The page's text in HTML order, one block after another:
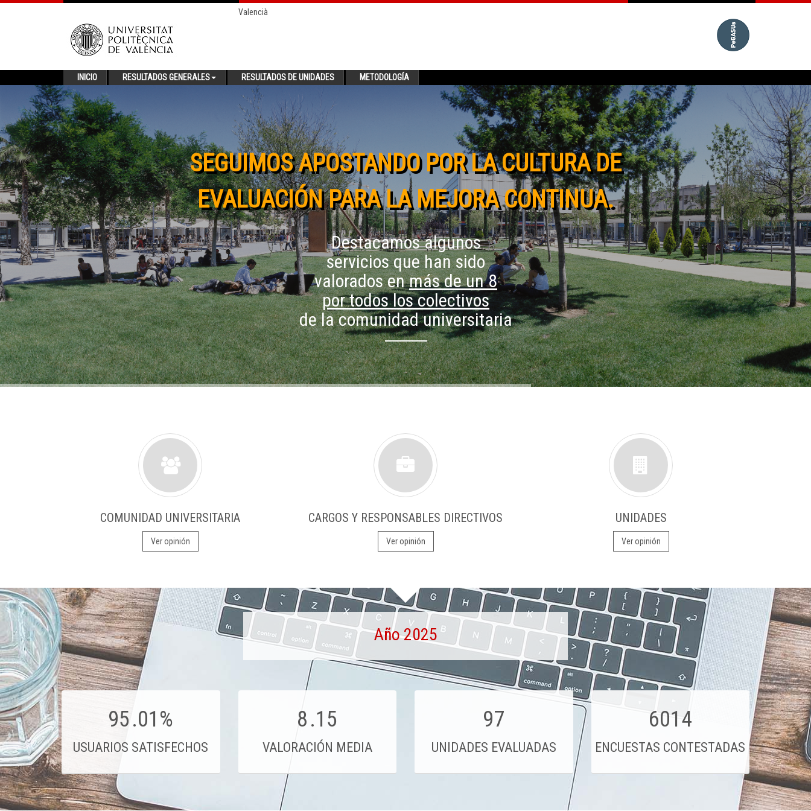
Valencià
INICIO RESULTADOS GENERALES RESULTADOS DE UNIDADES METODOLOGÍA
SEGUIMOS APOSTANDO POR LA CULTURA DE
EVALUACIÓN PARA LA MEJORA CONTINUA.
Destacamos algunos
servicios que han sido
valorados enmás de un 8
por todos los colectivos
de la comunidad universitaria
COMUNIDAD UNIVERSITARIA
Ver opinión
CARGOS Y RESPONSABLES DIRECTIVOS
Ver opinión
UNIDADES
Ver opinión
Año 2025
95.01%
USUARIOS SATISFECHOS
8.15
VALORACIÓN MEDIA
97
UNIDADES EVALUADAS
6014
ENCUESTAS CONTESTADAS